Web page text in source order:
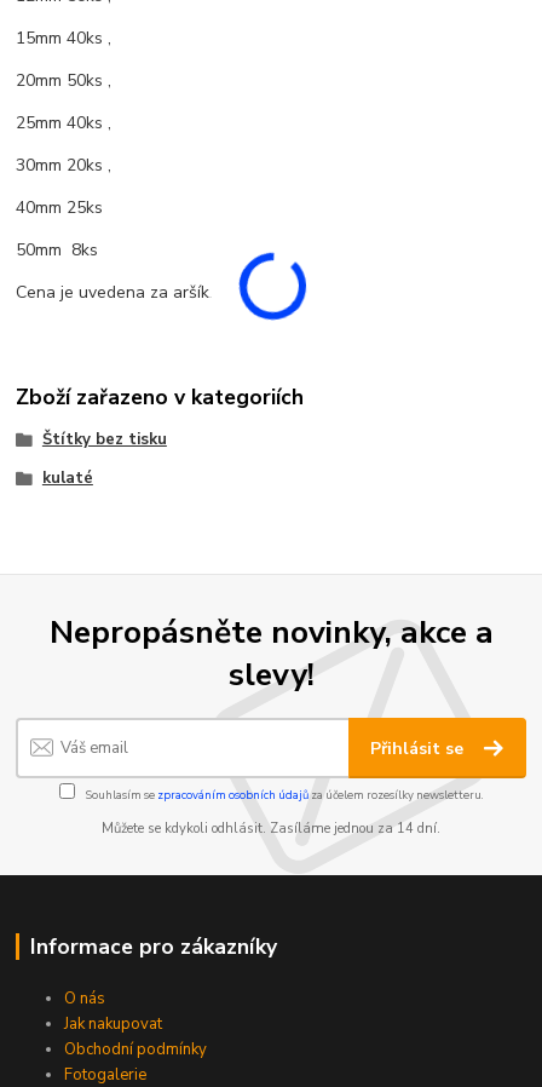
15mm 40ks ,
20mm 50ks ,
25mm 40ks ,
30mm 20ks ,
40mm 25ks
50mm 8ks
Cena je uvedena za aršík.
Zboží zařazeno v kategoriích
Štítky bez tisku
kulaté
Nepropásněte novinky, akce a
slevy!
Přihlásit se
Souhlasím se zpracováním osobních údajůza účelem rozesílky newsletteru.
Můžete se kdykoli odhlásit. Zasíláme jednou za 14 dní.
Informace pro zákazníky
O nás
Jak nakupovat
Obchodní podmínky
Fotogalerie